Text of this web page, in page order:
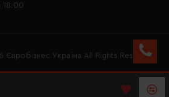
18.00
Україна All Rights Reserved